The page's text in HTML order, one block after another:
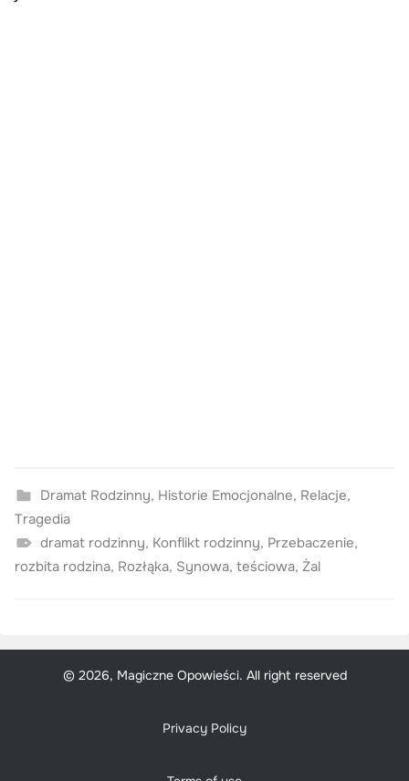
Dramat Rodzinny, Historie Emocjonalne, Relacje,
Tragedia
dramat rodzinny, Konflikt rodzinny, Przebaczenie,
rozbita rodzina, Rozłąka, Synowa, teściowa, Żal
© 2026, Magiczne Opowieści. All right reserved
Privacy Policy